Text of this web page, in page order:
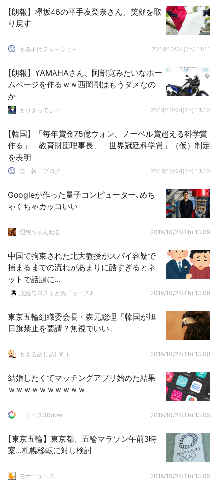
【朗報】欅坂46の平手友梨奈さん、笑顔を取
り戻す
もみあげチャ～シュ～ 2019/10/24(Th) 13:11
【朗報】YAMAHAさん、阿部寛みたいなホー
ムページを作るｗｗ西岡剛はもうダメなの
か
もりえってぃー 2019/10/24(Th) 13:10
【韓国】「毎年賞金75億ウォン、ノーベル賞超える科学賞
作る」 教育財団理事長、「世界冠廷科学賞」（仮）制定
を表明
笑 韓 ブログ 2019/10/24(Th) 13:10
Googleが作った量子コンピューター､めち
ゃくちゃカッコいい
理想ちゃんねる 2019/10/24(Th) 13:09
中国で拘束された北大教授がスパイ容疑で
捕まるまでの流れがあまりに酷すぎるとネ
ットで話題に…
政経ワロスまとめニュース♪ 2019/10/24(Th) 13:08
東京五輪組織委会長・森元総理「韓国が旭
日旗禁止を要請？無視でいい」
もえるあじあ(･∀･) 2019/10/24(Th) 13:08
結婚したくてマッチングアプリ始めた結果
ｗｗｗｗｗｗｗｗｗｗ
ニュース30over 2019/10/24(Th) 13:05
【東京五輪】東京都、五輪マラソン午前3時
案…札幌移転に対し検討
モナニュース 2019/10/24(Th) 13:05